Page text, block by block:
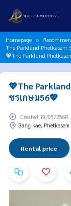
Homepage
The Parkland Phetkasem
💖The Parkland
💖The
ชรเกษม56💖
Created 19/05/2568
Bang kae, Phetkasem
Rental price